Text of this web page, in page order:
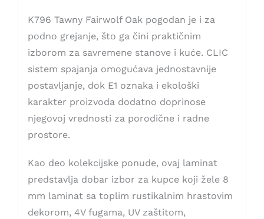
K796 Tawny Fairwolf Oak pogodan je i za
podno grejanje, što ga čini praktičnim
izborom za savremene stanove i kuće. CLIC
sistem spajanja omogućava jednostavnije
postavljanje, dok E1 oznaka i ekološki
karakter proizvoda dodatno doprinose
njegovoj vrednosti za porodične i radne
prostore.
Kao deo kolekcijske ponude, ovaj laminat
predstavlja dobar izbor za kupce koji žele 8
mm laminat sa toplim rustikalnim hrastovim
dekorom, 4V fugama, UV zaštitom,